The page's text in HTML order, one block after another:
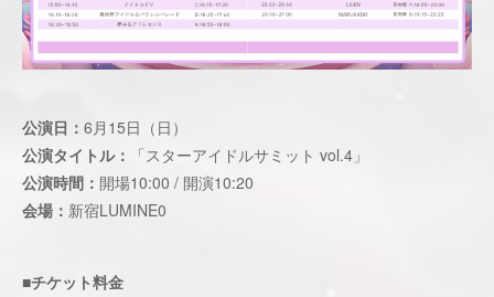
公演日： 6月15日（日）
公演タイトル：
「スターアイドルサミット vol.4」
公演時間： 開場10:00 / 開演10:20
会場： 新宿LUMINE0
■チケット料金